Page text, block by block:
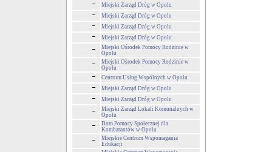
Miejski Zarząd Dróg w Opolu
Miejski Zarząd Dróg w Opolu
Miejski Zarząd Dróg w Opolu
Miejski Zarząd Dróg w Opolu
Miejski Ośrodek Pomocy Rodzinie w
Opolu
Miejski Ośrodek Pomocy Rodzinie w
Opolu
Centrum Usług Wspólnych w Opolu
Miejski Zarząd Dróg w Opolu
Miejski Zarząd Dróg w Opolu
Miejski Zarząd Lokali Komunalnych w
Opolu
Dom Pomocy Społecznej dla
Kombatantów w Opolu
Miejskie Centrum Wspomagania
Edukacji